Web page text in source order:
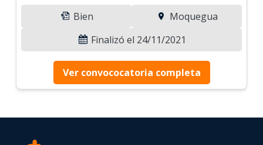
Bien
Moquegua
Finalizó el 24/11/2021
Ver convococatoria completa